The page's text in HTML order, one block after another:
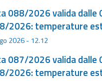
088/2026 valida dalle
2026: temperature
2026 - 12.12
087/2026 valida dalle
2026: temperature